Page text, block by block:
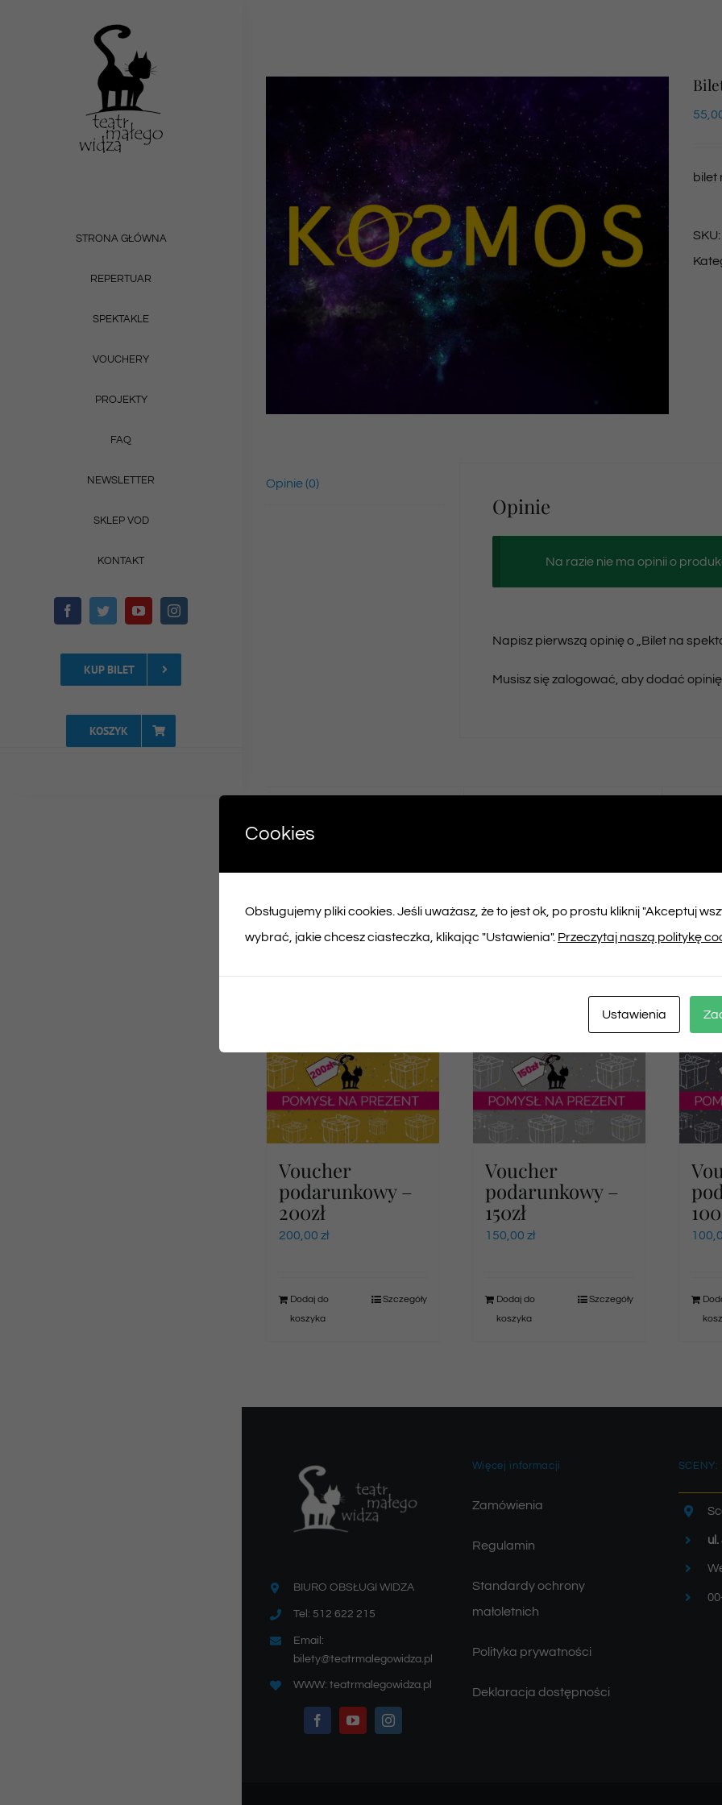
STRONA GŁÓWNA
REPERTUAR
SPEKTAKLE
VOUCHERY
PROJEKTY
FAQ
NEWSLETTER
SKLEP VOD
KONTAKT
KUP BILET
KOSZYK
bilet
SKU:
Opinie (0)
Opinie
Na razie nie ma opinii o
Napisz pierwszą opinię o „Bilet na
Musisz sięzalogować , aby dodać opinię.
Podobne produkty
Voucher
podarunkowy –
200zł
200,00 zł
Dodaj do
koszyka
Szczegóły
Voucher
podarunkowy –
150zł
150,00 zł
Dodaj do
koszyka
Szczegóły
BIURO OBSŁUGI WIDZA
Tel: 512 622 215
Email:
bilety@teatrmalegowidza.pl
WWW: teatrmalegowidza.pl
Więcej informacji
Zamówienia
Regulamin
Standardy ochrony
małoletnich
Polityka prywatności
Deklaracja dostępności
SCENY:
Cookies
Obsługujemy pliki cookies. Jeśli uważasz, że to jest ok, po prostu kliknij "Akceptuj
wybrać, jakie chcesz ciasteczka, klikając "Ustawienia". Przeczytaj naszą politykę
Ustawienia